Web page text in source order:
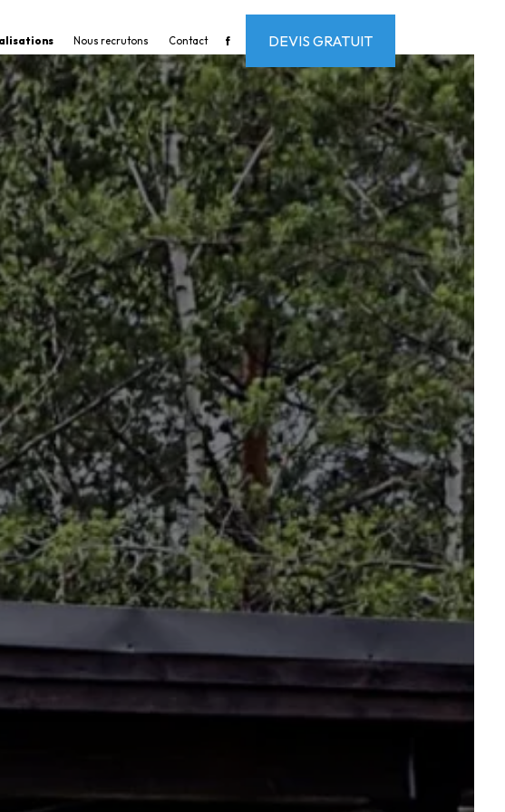
Nous recrutons Contact DEVIS GRATUIT